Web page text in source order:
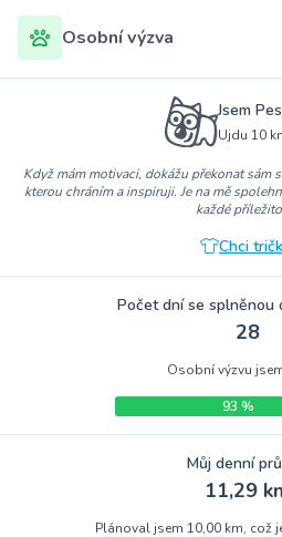
Osobní výzva
Jsem Pes
Ujdu 10
Když mám motivaci, dokážu překonat sám
kterou chráním a inspiruji. Je na mě
každé
Chci
Počet dní se splněnou
28
Osobní výzvu
93 %
Můj denní
11,29
Plánoval jsem 10,00 km, což